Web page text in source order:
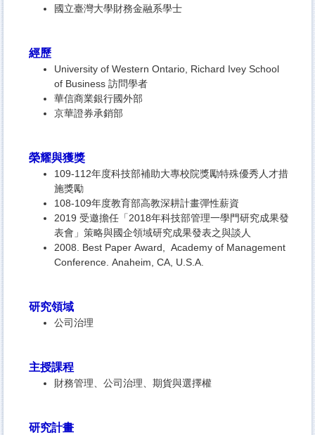
國立臺灣大學財務金融系學士
經歷
University of Western Ontario, Richard Ivey School
of Business 訪問學者
華信商業銀行國外部
京華證券承銷部
榮耀與獲獎
109-112年度科技部補助大專校院獎勵特殊優秀人才措
施獎勵
108-109年度教育部高教深耕計畫彈性薪資
2019 受邀擔任「2018年科技部管理一學門研究成果發
表會」 策略與國企領域研究成果發表之與談人
2008. Best Paper Award, Academy of Management
Conference. Anaheim, CA, U.S.A.
研究領域
公司治理
主授課程
財務管理、公司治理、期貨與選擇權
研究計畫